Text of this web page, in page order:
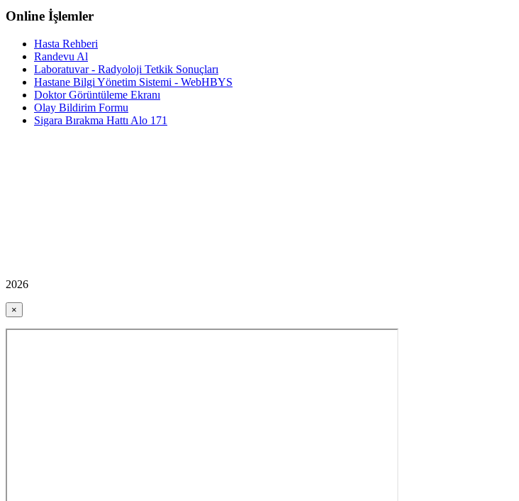
Online İşlemler
Hasta Rehberi
Randevu Al
Laboratuvar - Radyoloji Tetkik Sonuçları
Hastane Bilgi Yönetim Sistemi - WebHBYS
Doktor Görüntüleme Ekranı
Olay Bildirim Formu
Sigara Bırakma Hattı Alo 171
2026
×